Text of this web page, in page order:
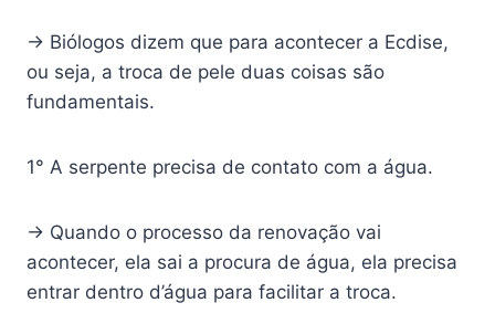
→ Biólogos dizem que para acontecer a Ecdise,
ou seja, a troca de pele duas coisas são
fundamentais.
1° A serpente precisa de contato com a água.
→ Quando o processo da renovação vai
acontecer, ela sai a procura de água, ela precisa
entrar dentro d’água para facilitar a troca.